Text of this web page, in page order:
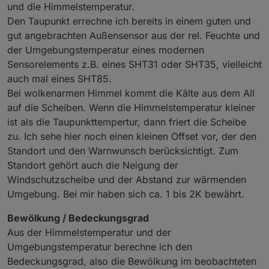
Magst du uns mehr zu deinen Erfahrungen berichten.
Ich meine, bei welchen Konstelationen tritt was
"wahrscheinlich" ein, (Scheiben)frost, Regen usw.
und die Himmelstemperatur.
Den Taupunkt errechne ich bereits in einem guten und
gut angebrachten Außensensor aus der rel. Feuchte und
der Umgebungstemperatur eines modernen
Sensorelements z.B. eines SHT31 oder SHT35, vielleicht
auch mal eines SHT85.
Bei wolkenarmen Himmel kommt die Kälte aus dem All
auf die Scheiben. Wenn die Himmelstemperatur kleiner
ist als die Taupunkttempertur, dann friert die Scheibe
zu. Ich sehe hier noch einen kleinen Offset vor, der den
Standort und den Warnwunsch berücksichtigt. Zum
Standort gehört auch die Neigung der
Windschutzscheibe und der Abstand zur wärmenden
Umgebung. Bei mir haben sich ca. 1 bis 2K bewährt.
Bewölkung / Bedeckungsgrad
Aus der Himmelstemperatur und der
Umgebungstemperatur berechne ich den
Bedeckungsgrad, also die Bewölkung im beobachteten